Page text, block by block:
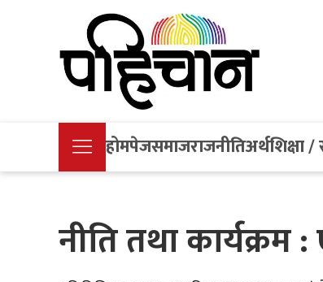
होमपेजसमाजराजनीतिअर्थशिक्षा /
नीति तथा